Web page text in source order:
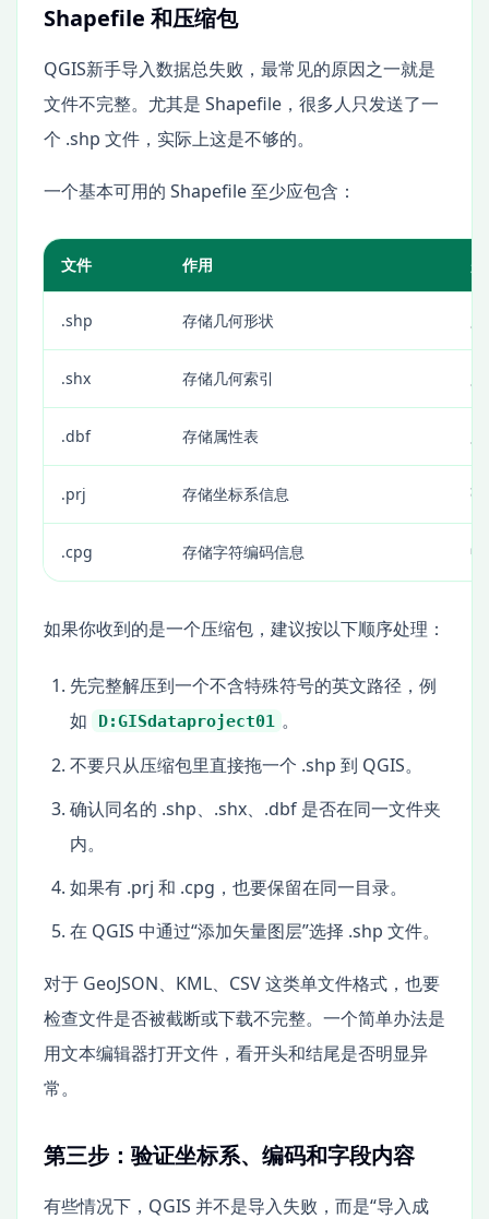
Shapefile 和压缩包
QGIS新手导入数据总失败，最常见的原因之一就是
文件不完整。尤其是 Shapefile，很多人只发送了一
个 .shp 文件，实际上这是不够的。
一个基本可用的 Shapefile 至少应包含：
文件 作用
.shp 存储几何形状
.shx 存储几何索引
.dbf 存储属性表
.prj 存储坐标系信息
.cpg 存储字符编码信息
如果你收到的是一个压缩包，建议按以下顺序处理：
先完整解压到一个不含特殊符号的英文路径，例
如
D:GISdataproject01 。
不要只从压缩包里直接拖一个 .shp 到 QGIS。
确认同名的 .shp、.shx、.dbf 是否在同一文件夹
内。
如果有 .prj 和 .cpg，也要保留在同一目录。
在 QGIS 中通过“添加矢量图层”选择 .shp 文件。
对于 GeoJSON、KML、CSV 这类单文件格式，也要
检查文件是否被截断或下载不完整。一个简单办法是
用文本编辑器打开文件，看开头和结尾是否明显异
常。
第三步：验证坐标系、编码和字段内容
有些情况下，QGIS 并不是导入失败，而是“导入成